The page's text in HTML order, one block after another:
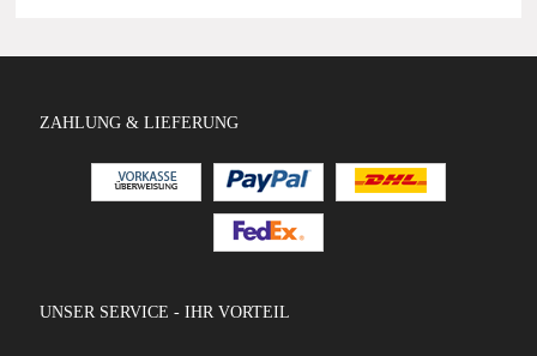
ZAHLUNG & LIEFERUNG
UNSER SERVICE - IHR VORTEIL